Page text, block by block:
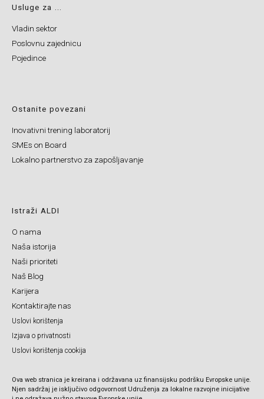
Usluge za ...
Vladin sektor
Poslovnu zajednicu
Pojedince
Ostanite povezani
Inovativni trening laboratorij
SMEs on Board
Lokalno partnerstvo za zapošljavanje
Istraži ALDI
O nama
Naša istorija
Naši prioriteti
Naš Blog
Karijera
Kontaktirajte nas
Uslovi korištenja
Izjava o privatnosti
Uslovi korištenja cookija
Ova web stranica je kreirana i održavana uz finansijsku podršku Evropske unije.
Njen sadržaj je isključivo odgovornost Udruženja za lokalne razvojne inicijative